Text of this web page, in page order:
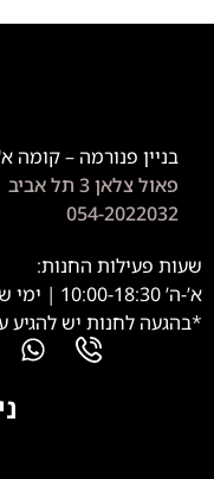
בניין פנורמה – קומה א'
פאול צלאן 3 תל אביב
054-2022032
שעות פעילות החנות:
א’-ה’ 10:00-18:30 | ימי שישי: 10:00-14:00
*בהגעה לחנות יש להגיע